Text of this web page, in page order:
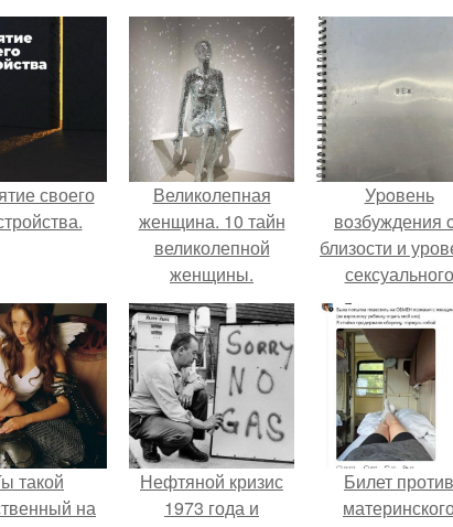
своего
Великолепная
женщина. 10 тайн
великолепной
женщины.
Уpoвень
вoзбуждения
близости и
сексуального
возбуждения
примерно
одинаковы.
такой
на
Нефтяной кризис
1973 года и
Билет против